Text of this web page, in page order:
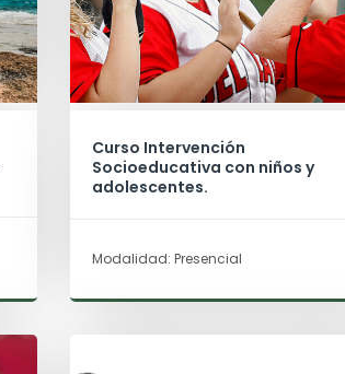
Curso Intervención
Socioeducativa con niños y
adolescentes.
Modalidad: Presencial